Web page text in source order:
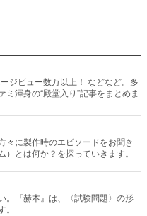
ジビュー数万以上！ などなど。多
ミ渾身の“殿堂入り”記事をまとめま
々に製作時のエピソードをお聞き
とは何か？を探っていきます。
。『赫本』は、〈試験問題〉の形